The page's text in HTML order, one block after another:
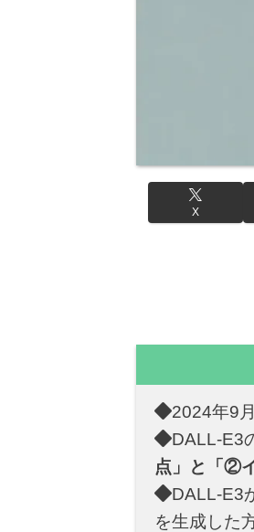
X
2024年9
DALL-E3
点」と「②
DALL-E3
を生成した